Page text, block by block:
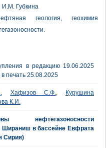
Губкина
геология, геохимия
в редакцию 19.06.2025
печать 25.08.2025
, Хафизов С.Ф.,
Курушина
К.И.
нефтегазоносности
в бассейне Евфрата
Сирия)